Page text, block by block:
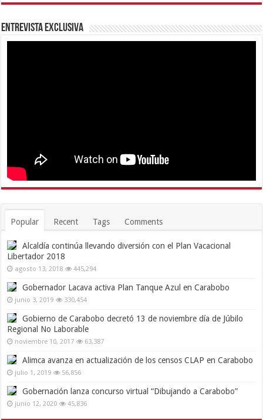
Entrevista Exclusiva
Popular Recent Tags Comments
Alcaldía continúa llevando diversión con el Plan Vacacional
Libertador 2018
agosto 13, 2018 445,294
Gobernador Lacava activa Plan Tanque Azul en Carabobo
junio 3, 2019 330,454
Gobierno de Carabobo decretó 13 de noviembre día de Júbilo
Regional No Laborable
noviembre 10, 2017 63,387
Alimca avanza en actualización de los censos CLAP en Carabobo
julio 1, 2019 56,856
Gobernación lanza concurso virtual “Dibujando a Carabobo”
junio 12, 2020 45,836